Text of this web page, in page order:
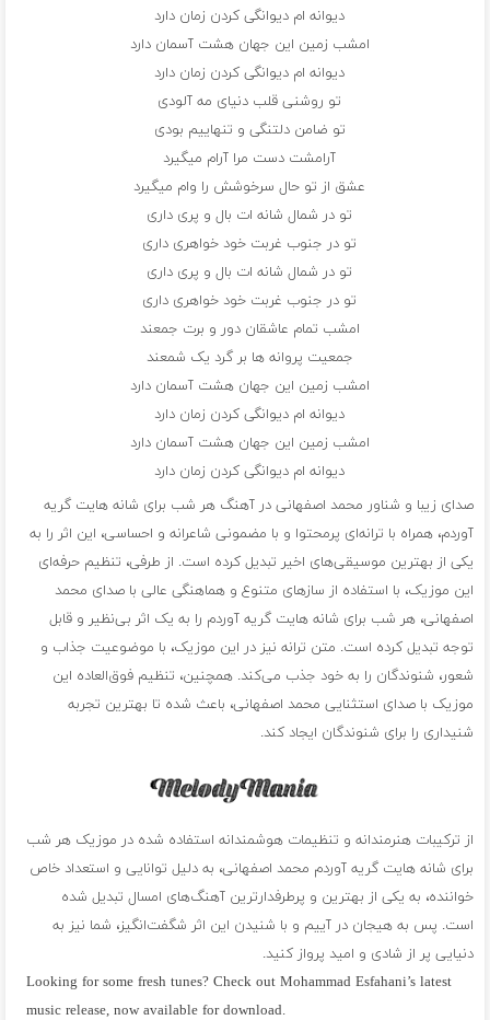
دیوانه ام دیوانگی کردن زمان دارد
امشب زمین این جهان هشت آسمان دارد
دیوانه ام دیوانگی کردن زمان دارد
تو روشنی قلب دنیای مه آلودی
تو ضامن دلتنگی و تنهاییم بودی
آرامشت دست مرا آرام میگیرد
عشق از تو حال سرخوشش را وام میگیرد
تو در شمال شانه ات بال و پری داری
تو در جنوب غربت خود خواهری داری
تو در شمال شانه ات بال و پری داری
تو در جنوب غربت خود خواهری داری
امشب تمام عاشقان دور و برت جمعند
جمعیت پروانه ها بر گرد یک شمعند
امشب زمین این جهان هشت آسمان دارد
دیوانه ام دیوانگی کردن زمان دارد
امشب زمین این جهان هشت آسمان دارد
دیوانه ام دیوانگی کردن زمان دارد
صدای زیبا و شناور محمد اصفهانی در آهنگ هر شب برای شانه هایت گریه
آوردم، همراه با ترانه‌ای پرمحتوا و با مضمونی شاعرانه و احساسی، این اثر را به
یکی از بهترین موسیقی‌های اخیر تبدیل کرده است. از طرفی، تنظیم حرفه‌ای
این موزیک، با استفاده از سازهای متنوع و هماهنگی عالی با صدای محمد
اصفهانی، هر شب برای شانه هایت گریه آوردم را به یک اثر بی‌نظیر و قابل
توجه تبدیل کرده است. متن ترانه نیز در این موزیک، با موضوعیت جذاب و
شعور، شنوندگان را به خود جذب می‌کند. همچنین، تنظیم فوق‌العاده این
موزیک با صدای استثنایی محمد اصفهانی، باعث شده تا بهترین تجربه
شنیداری را برای شنوندگان ایجاد کند.
از ترکیبات هنرمندانه و تنظیمات هوشمندانه استفاده شده در موزیک هر شب
برای شانه هایت گریه آوردم محمد اصفهانی، به دلیل توانایی و استعداد خاص
خواننده، به یکی از بهترین و پرطرفدارترین آهنگ‌های امسال تبدیل شده
است. پس به هیجان در آییم و با شنیدن این اثر شگفت‌انگیز، شما نیز به
دنیایی پر از شادی و امید پرواز کنید.
Looking for some fresh tunes? Check out Mohammad Esfahani’s latest
music release, now available for download.